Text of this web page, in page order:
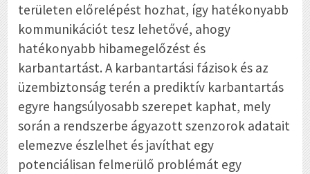
területen előrelépést hozhat, így hatékonyabb
kommunikációt tesz lehetővé, ahogy
hatékonyabb hibamegelőzést és
karbantartást. A karbantartási fázisok és az
üzembiztonság terén a prediktív karbantartás
egyre hangsúlyosabb szerepet kaphat, mely
során a rendszerbe ágyazott szenzorok adatait
elemezve észlelhet és javíthat egy
potenciálisan felmerülő problémát egy